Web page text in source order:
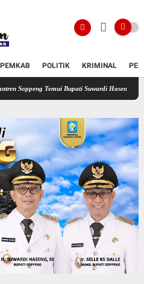
PEMKAB POLITIK KRIMINAL
Bupati Suwardi Haseng Serahkan